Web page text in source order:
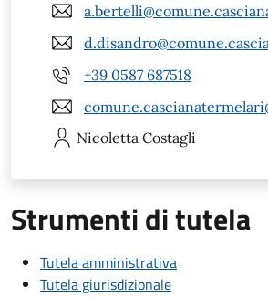
+39 0587 687518
Nicoletta Costagli
Strumenti di tutela
Tutela amministrativa
Tutela giurisdizionale